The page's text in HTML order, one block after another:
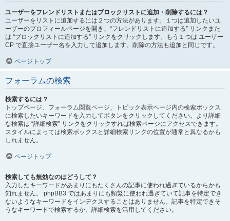
ユーザーをフレンドリストまたはブロックリストに追加・削除するには？
ユーザーをリストに追加するには２つの方法があります。１つは追加したいユ
ーザーのプロフィールページを開き、“フレンドリストに追加する” リンクまた
は “ブロックリストに追加する” リンクをクリックします。もう１つは ユーザー
CP で直接ユーザー名を入力して追加します。削除の方法も追加と同じです。
ページトップ
フォーラムの検索
検索するには？
トップページ、フォーラム閲覧ページ、トピック表示ページ内の検索ボックス
に検索したいキーワードを入力してボタンをクリックしてください。より詳細
な検索は “詳細検索” リンクをクリックすれば検索ページにアクセスできます。
スタイルによっては検索ボックスと詳細検索リンクの位置が通常と異なるかも
しれません。
ページトップ
検索しても無効なのはどうして？
入力したキーワードがあまりにもたくさんの記事に使われ過ぎているからかも
知れません。 phpBB3 ではあまりにも頻繁に使われ過ぎていて記事を特定でき
ないようなキーワードをインデクスすることはありません。記事を特定できそ
うなキーワードで検索するか、詳細検索を活用してください。